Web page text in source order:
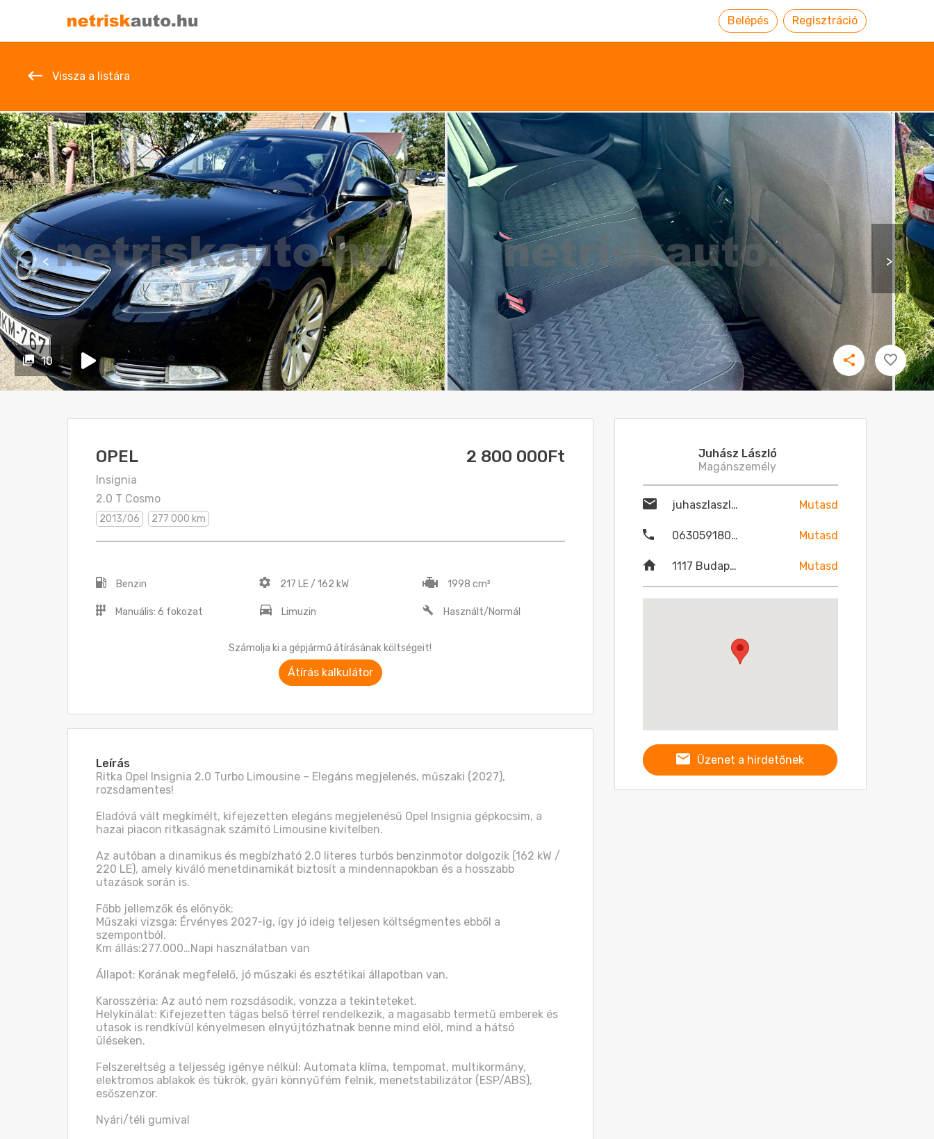
Belépés Regisztráció
10
OPEL
Insignia
2.0 T Cosmo
2 800 000Ft
2013/06 277 000 km
Benzin 217 LE / 162 kW 1998 cm³
Manuális: 6 fokozat Limuzin Használt/Normál
Számolja ki a gépjármű átírásának költségeit!
Átírás kalkulátor
Leírás
Ritka Opel Insignia 2.0 Turbo Limousine – Elegáns megjelenés, műszaki (2027),
rozsdamentes!
Eladóvá vált megkímélt, kifejezetten elegáns megjelenésű Opel Insignia gépkocsim, a
hazai piacon ritkaságnak számító Limousine kivitelben.
Az autóban a dinamikus és megbízható 2.0 literes turbós benzinmotor dolgozik (162 kW /
220 LE), amely kiváló menetdinamikát biztosít a mindennapokban és a hosszabb
utazások során is.
Főbb jellemzők és előnyök:
Műszaki vizsga: Érvényes 2027-ig, így jó ideig teljesen költségmentes ebből a
szempontból.
Km állás:277.000…Napi használatban van
Állapot: Korának megfelelő, jó műszaki és esztétikai állapotban van.
Karosszéria: Az autó nem rozsdásodik, vonzza a tekinteteket.
Helykínálat: Kifejezetten tágas belső térrel rendelkezik, a magasabb termetű emberek és
utasok is rendkívül kényelmesen elnyújtózhatnak benne mind elöl, mind a hátsó
üléseken.
Felszereltség a teljesség igénye nélkül: Automata klíma, tempomat, multikormány,
elektromos ablakok és tükrök, gyári könnyűfém felnik, menetstabilizátor (ESP/ABS),
esőszenzor.
Nyári/téli gumival
Juhász László
Magánszemély
juhaszlaszlo132@gmail.com Mutasd
06305918030 Mutasd
1117 Budapest Mutasd
Üzenet a hirdetőnek